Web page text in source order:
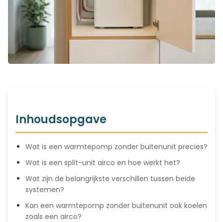
Inhoudsopgave
Wat is een warmtepomp zonder buitenunit precies?
Wat is een split-unit airco en hoe werkt het?
Wat zijn de belangrijkste verschillen tussen beide
systemen?
Kan een warmtepomp zonder buitenunit ook koelen
zoals een airco?